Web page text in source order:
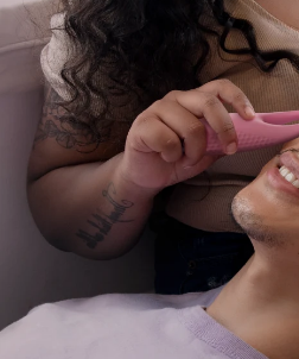
issa™ Teeth Whitening Set
FAQ™ Dual LED Panel
Türkçe
简体中文
发货国家
美国
英国